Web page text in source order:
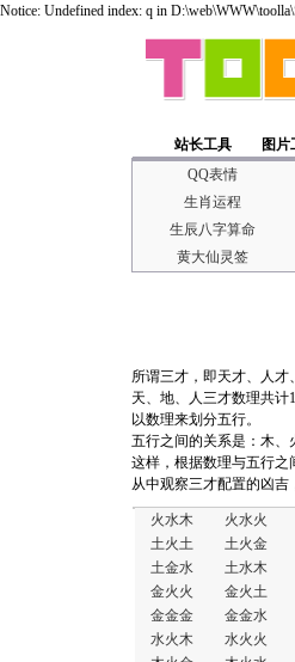
Notice: Undefined index: q in
站长工具 图片
QQ表情
生肖运程
生辰八字算命
黄大仙灵签
所谓三才，即天才、人
天、地、人三才数理共计
以数理来划分五行。
五行之间的关系是：木、
这样，根据数理与五行
从中观察三才配置的凶
火水木 火水火
土火土
土火金
土金水
土水木
金火火
金火土
金金金
金金水
水火木
水火火